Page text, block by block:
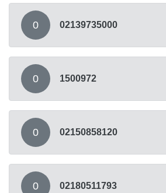
0 02139735000
0 1500972
0 02150858120
0 02180511793